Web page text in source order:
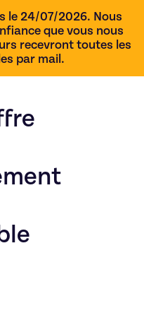
le 24/07/2026. Nous
que vous nous
recevront toutes les
par mail.